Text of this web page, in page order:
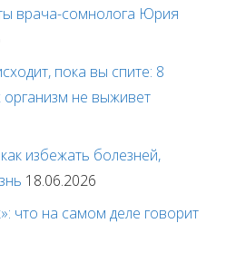
врача-сомнолога Юрия
пока вы спите: 8
не выживет
избежать болезней,
18.06.2026
что на самом деле говорит